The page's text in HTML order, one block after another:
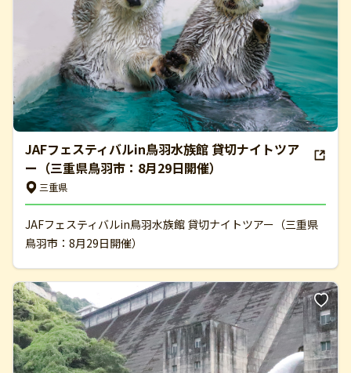
JAFフェスティバルin鳥羽水族館 貸切ナイトツア
ー（三重県鳥羽市：8月29日開催）
三重県
JAFフェスティバルin鳥羽水族館 貸切ナイトツアー（三重県
鳥羽市：8月29日開催）